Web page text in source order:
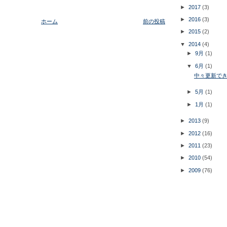
前の投稿
ホーム
► 2017 (3)
► 2016 (3)
► 2015 (2)
▼ 2014 (4)
►9月(1)
▼6月(1)
中々更新で
►5月(1)
► 1月(1)
► 2013 (9)
► 2012 (16)
► 2011 (23)
► 2010 (54)
► 2009 (76)